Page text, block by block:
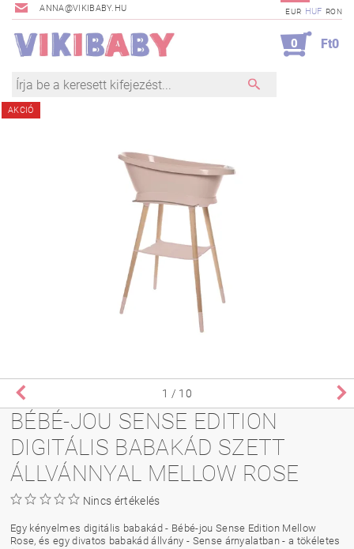
ANNA@VIKIBABY.HU EUR HUF RON
0 Ft0
AKCIÓ
1 / 10
BÉBÉ-JOU SENSE EDITION
DIGITÁLIS BABAKÁD SZETT
ÁLLVÁNNYAL MELLOW ROSE
Nincs értékelés
Egy kényelmes digitális babakád - Bébé-jou Sense Edition Mellow
Rose, és egy divatos babakád állvány - Sense árnyalatban - a tökéletes